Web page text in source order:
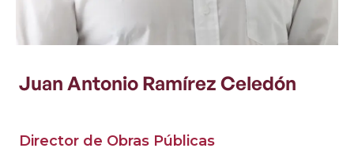
Juan Antonio Ramírez Celedón
Director de Obras Públicas